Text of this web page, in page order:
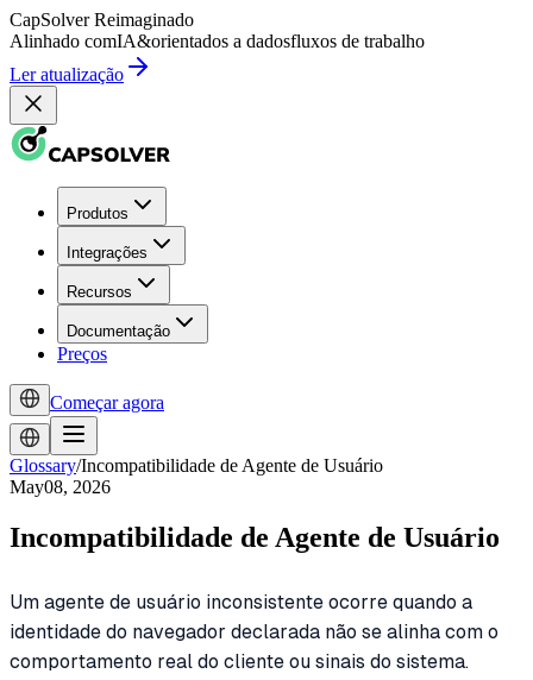
CapSolver Reimaginado
Alinhado comIA&orientados a dadosfluxos de trabalho
Ler atualização
Produtos
Integrações
Recursos
Documentação
Preços
Começar agora
Glossary/Incompatibilidade de Agente de Usuário
May08, 2026
Incompatibilidade de Agente de Usuário
Um agente de usuário inconsistente ocorre quando a
identidade do navegador declarada não se alinha com o
comportamento real do cliente ou sinais do sistema.